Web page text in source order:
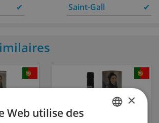
✔
Saint-Gall
✔
×
Web utilise des